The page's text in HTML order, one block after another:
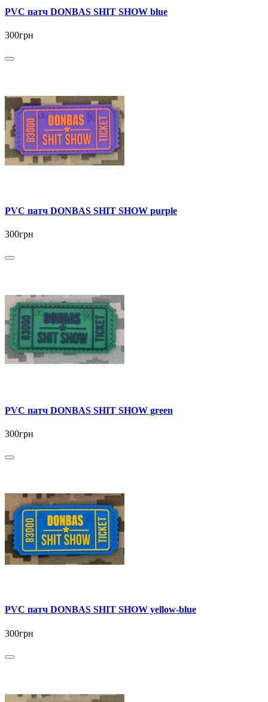
PVC патч DONBAS SHIT SHOW blue
300грн
PVC патч DONBAS SHIT SHOW purple
300грн
PVC патч DONBAS SHIT SHOW green
300грн
PVC патч DONBAS SHIT SHOW yellow-blue
300грн